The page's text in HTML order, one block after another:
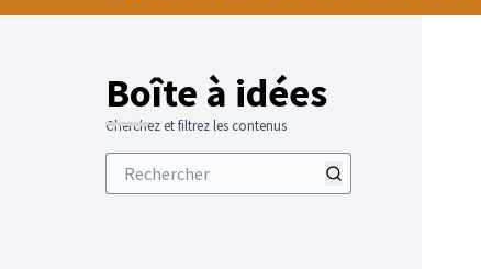
Boîte à idées
Cherchez et filtrez les contenus